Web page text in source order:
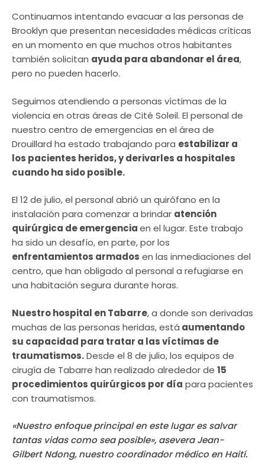
Continuamos intentando evacuar a las personas de
Brooklyn que presentan necesidades médicas críticas
en un momento en que muchos otros habitantes
también solicitan ayuda para abandonar el área,
pero no pueden hacerlo.
Seguimos atendiendo a personas víctimas de la
violencia en otras áreas de Cité Soleil. El personal de
nuestro centro de emergencias en el área de
Drouillard ha estado trabajando para estabilizar a
los pacientes heridos, y derivarles a hospitales
cuando ha sido posible.
El 12 de julio, el personal abrió un quirófano en la
instalación para comenzar a brindar atención
quirúrgica de emergenciaen el lugar. Este trabajo
ha sido un desafío, en parte, por los
enfrentamientos armados en las inmediaciones del
centro, que han obligado al personal a refugiarse en
una habitación segura durante horas.
Nuestro hospital en Tabarre, a donde son derivadas
muchas de las personas heridas, está aumentando
su capacidad para tratar a las víctimas de
traumatismos.Desde el 8 de julio, los equipos de
cirugía de Tabarre han realizado alrededor de 15
procedimientos quirúrgicos por día para pacientes
con traumatismos.
«Nuestro enfoque principal en este lugar es salvar
tantas vidas como sea posible», asevera Jean-
Gilbert Ndong, nuestro coordinador médico en Haití.